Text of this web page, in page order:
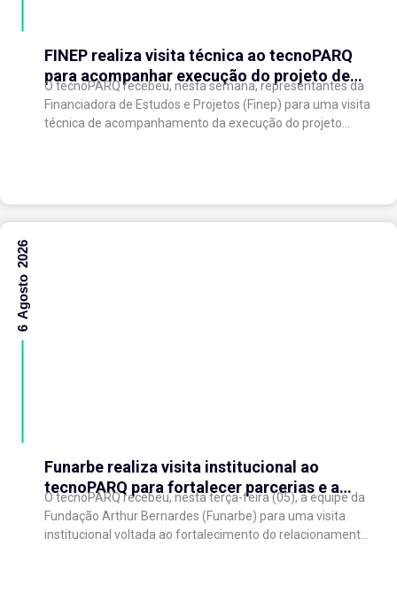
FINEP realiza visita técnica ao tecnoPARQ
para acompanhar execução do projeto de
expansão do Parque Tecnológico
O tecnoPARQ recebeu, nesta semana, representantes da
Financiadora de Estudos e Projetos (Finep) para uma visita
técnica de acompanhamento da execução do projeto
Funarbe realiza visita institucional ao
tecnoPARQ para fortalecer parcerias e a
gestão da inovação
O tecnoPARQ recebeu, nesta terça-feira (05), a equipe da
Fundação Arthur Bernardes (Funarbe) para uma visita
institucional voltada ao fortalecimento do relacionamento
6 Agosto 2026